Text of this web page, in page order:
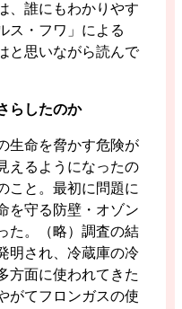
、誰にもわかりやす
ス・フワ」による
と思いながら読んで
らしたのか
生命を脅かす危険が
えるようになったの
こと。最初に問題に
を守る防壁・オゾン
た。（略）調査の結
明され、冷蔵庫の冷
方面に使われてきた
がてフロンガスの使